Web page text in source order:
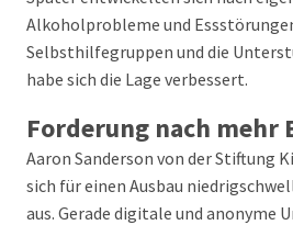
Alkoholprobleme und
Selbsthilfegruppen und die
habe sich die Lage verbessert.
Forderung nach mehr
Aaron Sanderson von der Stiftung
sich für einen Ausbau
aus. Gerade digitale und anonyme